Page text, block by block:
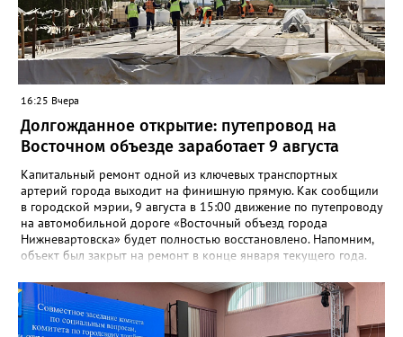
16:25 Вчера
Долгожданное открытие: путепровод на
Восточном объезде заработает 9 августа
Капитальный ремонт одной из ключевых транспортных
артерий города выходит на финишную прямую. Как сообщили
в городской мэрии, 9 августа в 15:00 движение по путепроводу
на автомобильной дороге «Восточный объезд города
Нижневартовска» будет полностью восстановлено. Напомним,
объект был закрыт на ремонт в конце января текущего года.
августа в 15 часов возобновится движение транспортных
средств по путепроводу на автомобильной дороге «Восточный
объезд города Нижневартовска»»,- сказано в сообщении.